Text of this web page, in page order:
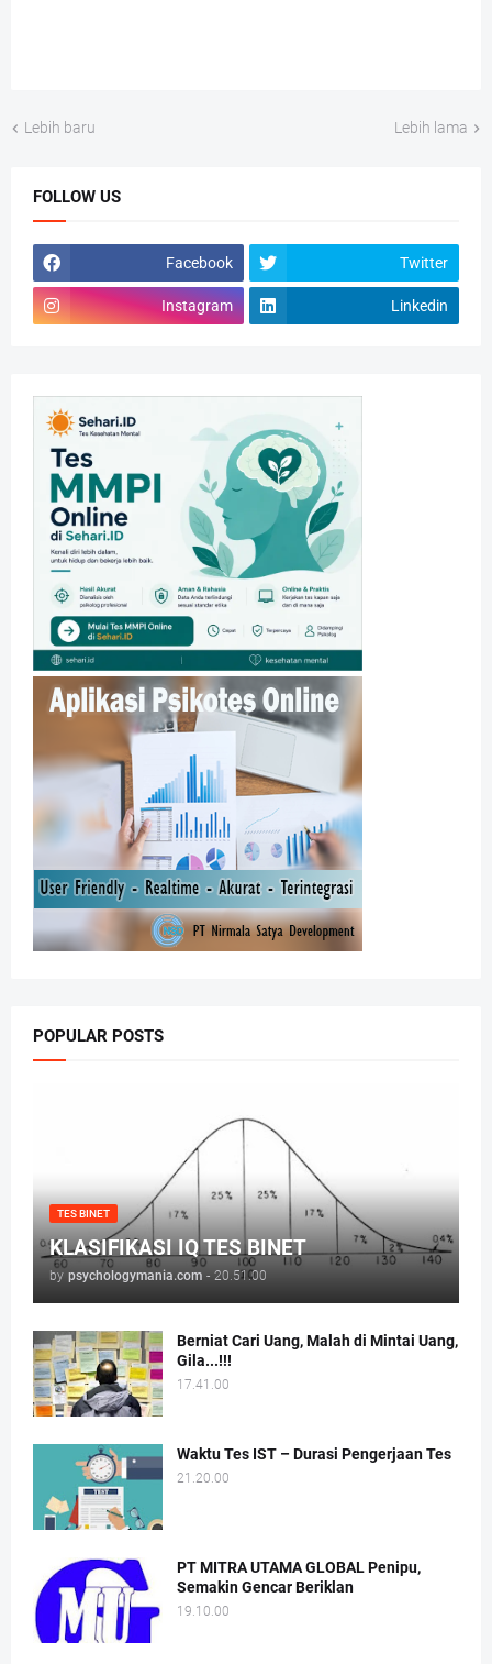
Lebih baru Lebih lama
FOLLOW US
Facebook Twitter
Instagram Linkedin
POPULAR POSTS
TES BINET
KLASIFIKASI IQ TES BINET
by psychologymania.com - 20.51.00
Berniat Cari Uang, Malah di Mintai Uang,
Gila...!!!
17.41.00
Waktu Tes IST – Durasi Pengerjaan Tes
21.20.00
PT MITRA UTAMA GLOBAL Penipu,
Semakin Gencar Beriklan
19.10.00